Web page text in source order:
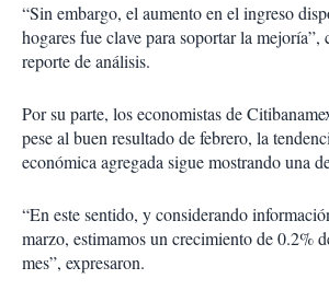
“Sin embargo, el aumento en el ingreso
hogares fue clave para soportar la mejoría”,
reporte de análisis.
Por su parte, los economistas de
pese al buen resultado de febrero, la
económica agregada sigue mostrando una
“En este sentido, y considerando
marzo, estimamos un crecimiento de 0.2%
mes”, expresaron.